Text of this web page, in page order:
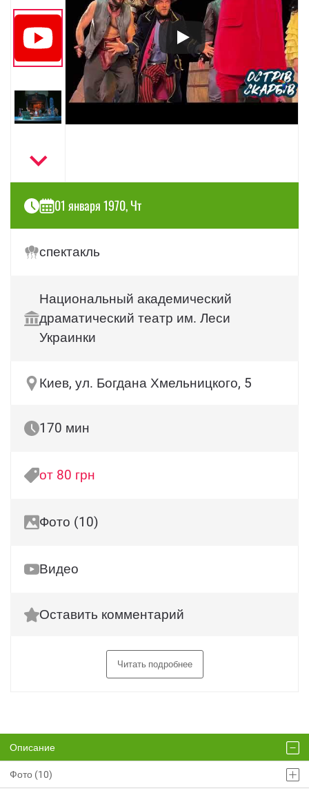
01 января 1970, Чт
спектакль
Национальный академический
драматический театр им. Леси
Украинки
Киев, ул. Богдана Хмельницкого, 5
170 мин
от 80 грн
Фото (10)
Видео
Оставить комментарий
Читать подробнее
Описание
Фото (10)